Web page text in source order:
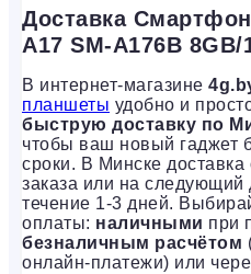
Доставка
A17 SM-A176B
В интернет-магазине
планшеты удобно и
быструю доставку по
чтобы ваш новый гаджет
сроки. В Минске
заказа или на следующий
течение 1-3 дней.
оплаты: наличными при
безналичным расчётом
онлайн-платежи) или